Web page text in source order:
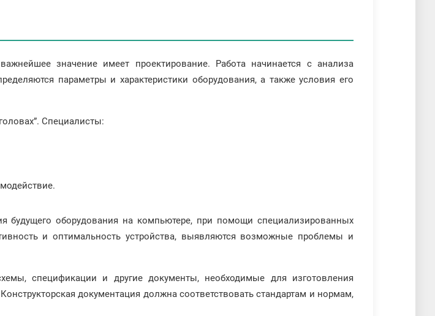
значение имеет проектирование. Работа начинается с анализа
параметры и характеристики оборудования, а также условия его
Специалисты:
будущего оборудования на компьютере, при помощи специализированных
и оптимальность устройства, выявляются возможные проблемы и
спецификации и другие документы, необходимые для изготовления
документация должна соответствовать стандартам и нормам,